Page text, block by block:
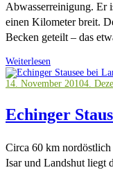
Abwasserreinigung. Er
einen Kilometer breit.
Becken geteilt – das
Weiterlesen
14. November 20104.
Echinger
Circa 60 km
Isar und Landshut liegt